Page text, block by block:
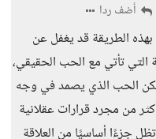
أضف ردا
الطريقة قد يغفل عن
التي تأتي مع الحب الحقيقي،
لكن الحب الذي يصمد في وجه
من مجرد قرارات عقلانية
جزءًا أساسيًا من العلاقة